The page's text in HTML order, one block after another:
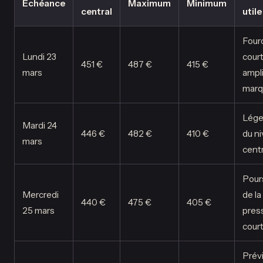
Échéance
central
Maximum Minimum
utile
Lundi 23
mars
451 € 487 € 415 €
Mardi 24
mars
446 € 482 € 410 €
du
Mercredi
25 mars
440 € 475 € 405 €
de la